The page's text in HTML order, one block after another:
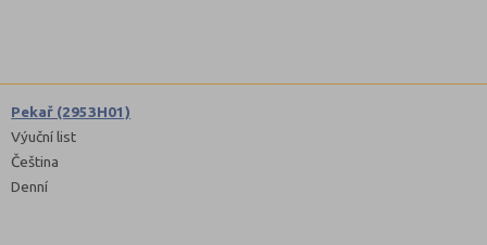
Pekař (2953H01)
Výuční list
Čeština
Denní